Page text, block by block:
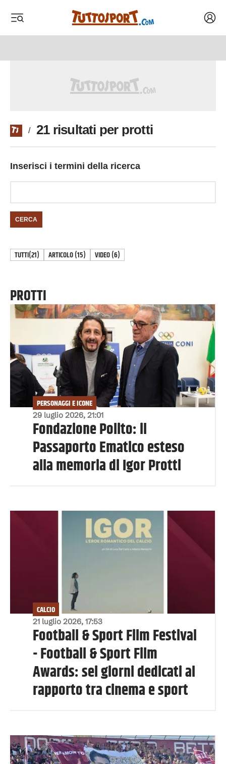
/ 21 risultati per protti
Inserisci i termini della ricerca
CERCA
TUTTI(21) ARTICOLO(15) VIDEO(6)
PROTTI
29 luglio 2026, 21:01
PERSONAGGI E ICONE
Fondazione Polito: il
Passaporto Ematico esteso
alla memoria di Igor Protti
21 luglio 2026, 17:53
CALCIO
Football & Sport Film Festival
- Football & Sport Film
Awards: sei giorni dedicati al
rapporto tra cinema e sport